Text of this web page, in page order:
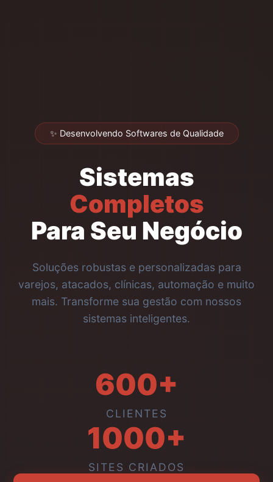
✨ Desenvolvendo Softwares de Qualidade
Sistemas
Completos
Para Seu Negócio
Soluções robustas e personalizadas para
varejos, atacados, clínicas, automação e muito
mais. Transforme sua gestão com nossos
sistemas inteligentes.
600+
CLIENTES
1000+
SITES CRIADOS